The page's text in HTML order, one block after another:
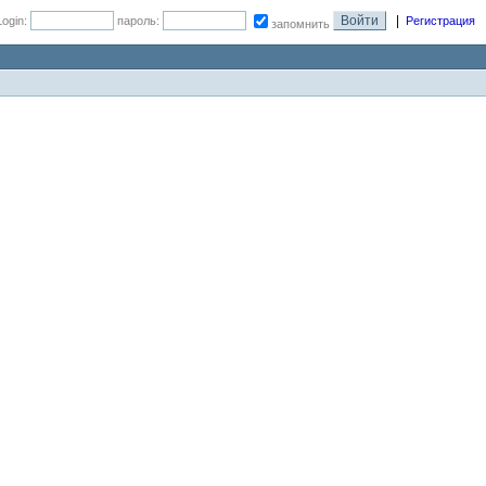
пароль: запомнить Регистрация